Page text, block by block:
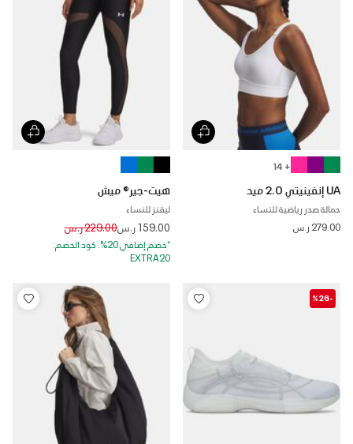
+ 14
UA إنفينيتي 2.0 ميد
حمالة صدر رياضية للنساء
279.00 ر.س
هيت-جير® ميش
ليقنز للنساء
159.00 ر.س Price reduced from
229.00 ر.س to
*خصم إضافي 20%. كود الخصم:
EXTRA20
-%26